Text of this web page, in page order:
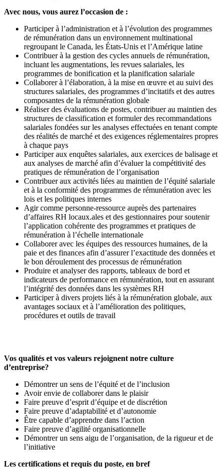
Avec nous, vous aurez l’occasion de :
Participer à l’administration et à l’évolution des programmes
de rémunération dans un environnement multinational
regroupant le Canada, les États-Unis et l’Amérique latine
Contribuer à la gestion des cycles annuels de rémunération,
incluant les augmentations, les revues salariales, les
programmes de bonification et la planification salariale
Collaborer à l’élaboration, à la mise en œuvre et au suivi des
structures salariales, des programmes d’incitatifs et des autres
composantes de la rémunération globale
Réaliser des évaluations de postes, contribuer au maintien des
structures de classification et formuler des recommandations
salariales fondées sur les analyses effectuées en tenant compte
des réalités de marché et des exigences réglementaires propres
à chaque pays
Participer aux enquêtes salariales, aux exercices de balisage et
aux analyses de marché afin d’évaluer la compétitivité des
pratiques de rémunération de l’organisation
Contribuer aux activités liées au maintien de l’équité salariale
et à la conformité des programmes de rémunération avec les
lois et les politiques internes
Agir comme personne-ressource auprès des partenaires
d’affaires RH locaux.ales et des gestionnaires pour soutenir
l’application cohérente des programmes et pratiques de
rémunération à l’échelle internationale
Collaborer avec les équipes des ressources humaines, de la
paie et des finances afin d’assurer l’exactitude des données et
le bon déroulement des processus de rémunération
Produire et analyser des rapports, tableaux de bord et
indicateurs de performance en rémunération, tout en assurant
l’intégrité des données dans les systèmes RH
Participer à divers projets liés à la rémunération globale, aux
avantages sociaux et à l’amélioration des politiques,
procédures et outils de travail
Vos qualités et vos valeurs rejoignent notre culture
d’entreprise?
Démontrer un sens de l’équité et de l’inclusion
Avoir envie de collaborer dans le plaisir
Faire preuve d’esprit d’équipe et de discrétion
Faire preuve d’adaptabilité et d’autonomie
Être capable d’apprendre dans l’action
Faire preuve d’agilité organisationnelle
Démontrer un sens aigu de l’organisation, de la rigueur et de
l’initiative
Les certifications et requis du poste, en bref